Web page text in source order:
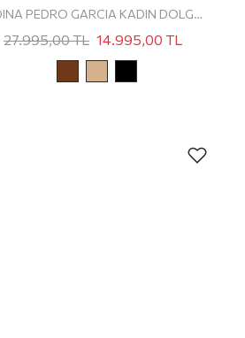
DOINA PEDRO GARCIA KADIN DOLGU TOPUKLU SANDALET
27.995,00TL 14.995,00 TL